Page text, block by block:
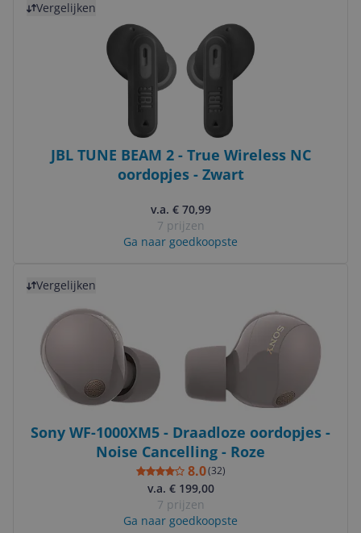
Vergelijken
JBL TUNE BEAM 2 - True Wireless NC
oordopjes - Zwart
v.a. € 70,99
7 prijzen
Ga naar goedkoopste
Vergelijken
Sony WF-1000XM5 - Draadloze oordopjes -
Noise Cancelling - Roze
8.0(32)
v.a. € 199,00
7 prijzen
Ga naar goedkoopste